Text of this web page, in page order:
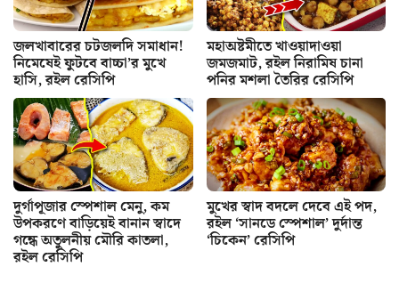
জলখাবারের চটজলদি সমাধান!
নিমেষেই ফুটবে বাচ্চা’র মুখে
হাসি, রইল রেসিপি
মহাঅষ্টমীতে খাওয়াদাওয়া
জমজমাট, রইল নিরামিষ চানা
পনির মশলা তৈরির রেসিপি
দুর্গাপূজার স্পেশাল মেনু, কম
উপকরণে বাড়িয়েই বানান স্বাদে
গন্ধে অতুলনীয় মৌরি কাতলা,
রইল রেসিপি
মুখের স্বাদ বদলে দেবে এই পদ,
রইল ‘সানডে স্পেশাল’ দুর্দান্ত
‘চিকেন’ রেসিপি